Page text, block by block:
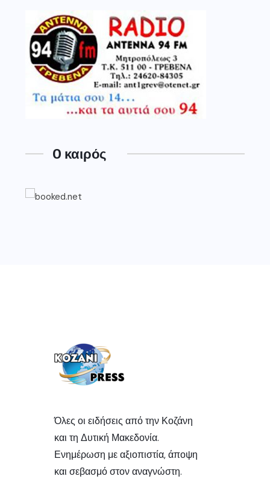
O καιρός
Όλες οι ειδήσεις από την Κοζάνη
και τη Δυτική Μακεδονία.
Ενημέρωση με αξιοπιστία, άποψη
και σεβασμό στον αναγνώστη.